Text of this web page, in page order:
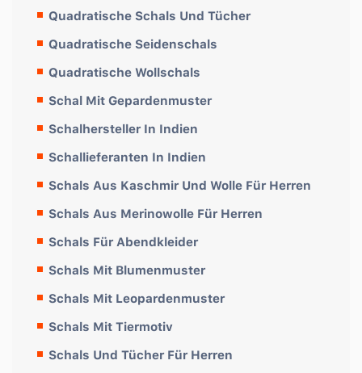
Quadratische Schals Und Tücher
Quadratische Seidenschals
Quadratische Wollschals
Schal Mit Gepardenmuster
Schalhersteller In Indien
Schallieferanten In Indien
Schals Aus Kaschmir Und Wolle Für Herren
Schals Aus Merinowolle Für Herren
Schals Für Abendkleider
Schals Mit Blumenmuster
Schals Mit Leopardenmuster
Schals Mit Tiermotiv
Schals Und Tücher Für Herren